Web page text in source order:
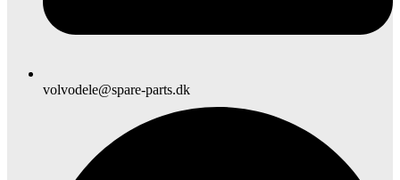
volvodele@spare-parts.dk